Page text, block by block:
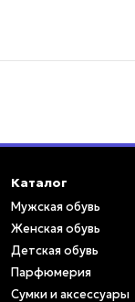
Каталог
Мужская обувь
Женская обувь
Детская обувь
Парфюмерия
Сумки и аксессуары